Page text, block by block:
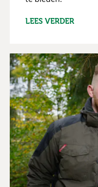
LEES VERDER